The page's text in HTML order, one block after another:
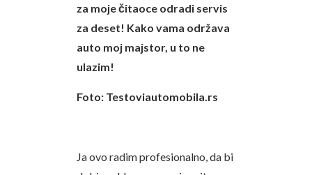
za moje čitaoce odradi servis
za deset! Kako vama održava
auto moj majstor, u to ne
ulazim!
Foto: Testoviautomobila.rs
Ja ovo radim profesionalno, da bi